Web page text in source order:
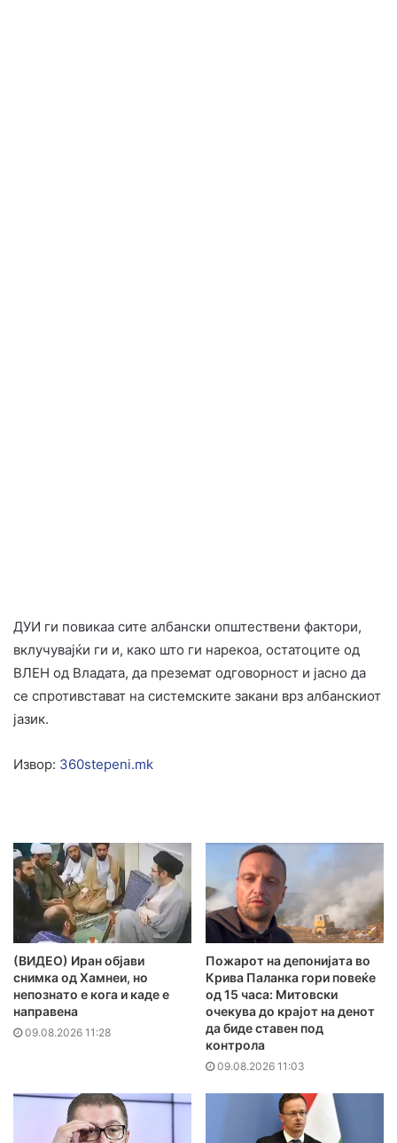
ДУИ ги повикаа сите албански општествени фактори,
вклучувајќи ги и, како што ги нарекоа, остатоците од
ВЛЕН од Владата, да преземат одговорност и јасно да
се спротивстават на системските закани врз албанскиот
јазик.
Извор: 360stepeni.mk
(ВИДЕО) Иран објави
снимка од Хамнеи, но
непознато е кога и каде е
направена
09.08.2026 11:28
Пожарот на депонијата во
Крива Паланка гори повеќе
од 15 часа: Митовски
очекува до крајот на денот
да биде ставен под
контрола
09.08.2026 11:03